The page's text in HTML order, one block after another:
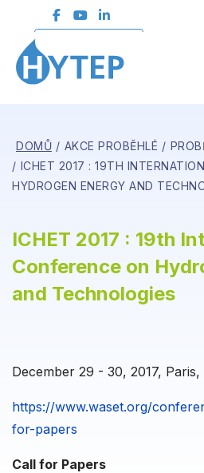
DOMŮ AKCE PROBĚHLÉ
ICHET 2017 : 19TH
HYDROGEN ENERGY AND
ICHET 2017 : 19th
Conference on
and Technologies
December 29 - 30, 2017, Paris,
https://www.waset.org/
for-papers
Call for Papers